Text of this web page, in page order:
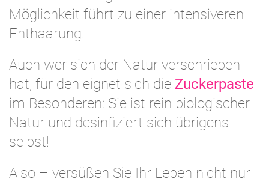
Möglichkeit führt zu einer intensiveren
Enthaarung.
Auch wer sich der Natur verschrieben
hat, für den eignet sich die Zuckerpaste
im Besonderen: Sie ist rein biologischer
Natur und desinfiziert sich übrigens
selbst!
Also – versüßen Sie Ihr Leben nicht nur